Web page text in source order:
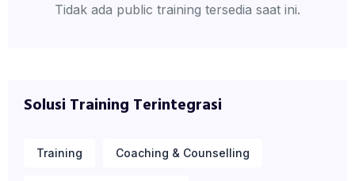
Tidak ada public training tersedia saat ini.
Solusi Training Terintegrasi
Training Coaching & Counselling